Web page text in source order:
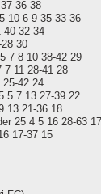
36 38
10 6 9 35-33 36
40-32 34
30
7 8 10 38-42 29
7 11 28-41 28
42 24
5 7 13 27-39 22
13 21-36 18
25 4 5 16 28-63 17
17-37 15